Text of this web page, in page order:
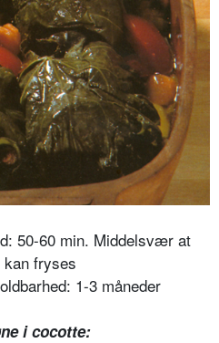
50-60 min. Middelsvær at
kan fryses
1-3 måneder
i cocotte: